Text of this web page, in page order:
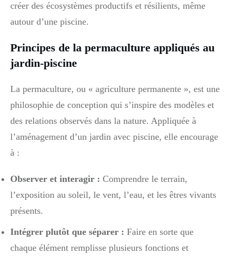
créer des écosystèmes productifs et résilients, même
autour d’une piscine.
Principes de la permaculture appliqués au
jardin-piscine
La permaculture, ou « agriculture permanente », est une
philosophie de conception qui s’inspire des modèles et
des relations observés dans la nature. Appliquée à
l’aménagement d’un jardin avec piscine, elle encourage
à :
Observer et interagir : Comprendre le terrain,
l’exposition au soleil, le vent, l’eau, et les êtres vivants
présents.
Intégrer plutôt que séparer : Faire en sorte que
chaque élément remplisse plusieurs fonctions et